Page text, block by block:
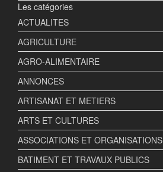
Les catégories
ACTUALITES
AGRICULTURE
AGRO-ALIMENTAIRE
ANNONCES
ARTISANAT ET METIERS
ARTS ET CULTURES
ASSOCIATIONS ET ORGANISATIONS
BATIMENT ET TRAVAUX PUBLICS